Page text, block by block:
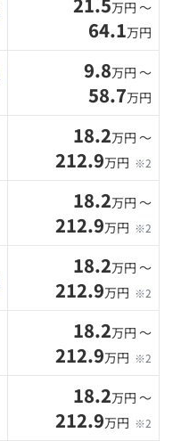
万円 〜
64.1万円
9.8万円 〜
58.7万円
18.2万円 〜
212.9万円 ※2
18.2万円 〜
212.9万円 ※2
18.2万円 〜
212.9万円 ※2
18.2万円 〜
212.9万円 ※2
18.2万円 〜
212.9万円 ※2